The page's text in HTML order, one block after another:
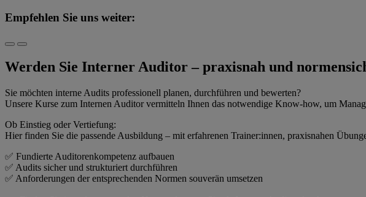
Empfehlen Sie uns weiter:
Werden Sie Interner Auditor – praxisnah und
Sie möchten interne Audits professionell planen, durchführen und bewerten?
Unsere Kurse zum Internen Auditor vermitteln Ihnen das notwendige Know-how, um
Ob Einstieg oder Vertiefung:
Hier finden Sie die passende Ausbildung – mit erfahrenen Trainer:innen, praxisnahen
✅ Fundierte Auditorenkompetenz aufbauen
✅ Audits sicher und strukturiert durchführen
✅ Anforderungen der entsprechenden Normen souverän umsetzen